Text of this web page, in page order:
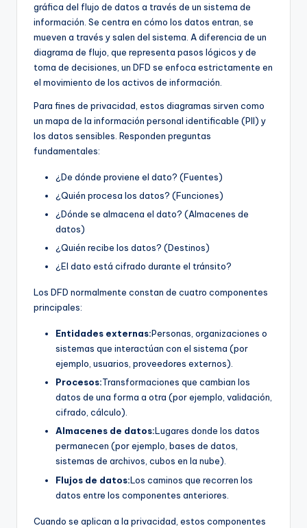
U
p
d
gráfica del flujo de datos a través de un sistema de
información. Se centra en cómo los datos entran, se
mueven a través y salen del sistema. A diferencia de un
diagrama de flujo, que representa pasos lógicos y de
toma de decisiones, un DFD se enfoca estrictamente en
el movimiento de los activos de información.
Para fines de privacidad, estos diagramas sirven como
un mapa de la información personal identificable (PII) y
los datos sensibles. Responden preguntas
fundamentales:
¿De dónde proviene el dato? (Fuentes)
¿Quién procesa los datos? (Funciones)
¿Dónde se almacena el dato? (Almacenes de
datos)
¿Quién recibe los datos? (Destinos)
¿El dato está cifrado durante el tránsito?
Los DFD normalmente constan de cuatro componentes
principales:
Entidades externas:Personas, organizaciones o
sistemas que interactúan con el sistema (por
ejemplo, usuarios, proveedores externos).
Procesos:Transformaciones que cambian los
datos de una forma a otra (por ejemplo, validación,
cifrado, cálculo).
Almacenes de datos:Lugares donde los datos
permanecen (por ejemplo, bases de datos,
sistemas de archivos, cubos en la nube).
Flujos de datos:Los caminos que recorren los
datos entre los componentes anteriores.
Cuando se aplican a la privacidad, estos componentes